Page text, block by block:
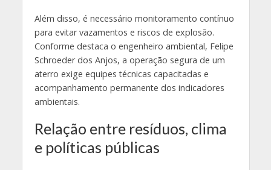
Além disso, é necessário monitoramento contínuo
para evitar vazamentos e riscos de explosão.
Conforme destaca o engenheiro ambiental, Felipe
Schroeder dos Anjos, a operação segura de um
aterro exige equipes técnicas capacitadas e
acompanhamento permanente dos indicadores
ambientais.
Relação entre resíduos, clima
e políticas públicas